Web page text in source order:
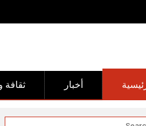
ثقافة أخبار